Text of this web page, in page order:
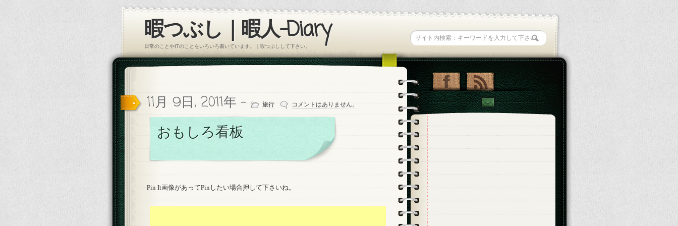
暇つぶし｜暇人-Diary
日常のことやITのことをいろいろ書いています。｜暇つぶしして下さい。
11月 9日, 2011年 - 旅行 コメントはありません。
おもしろ看板
Pin It画像があってPinしたい場合押して下さいね。